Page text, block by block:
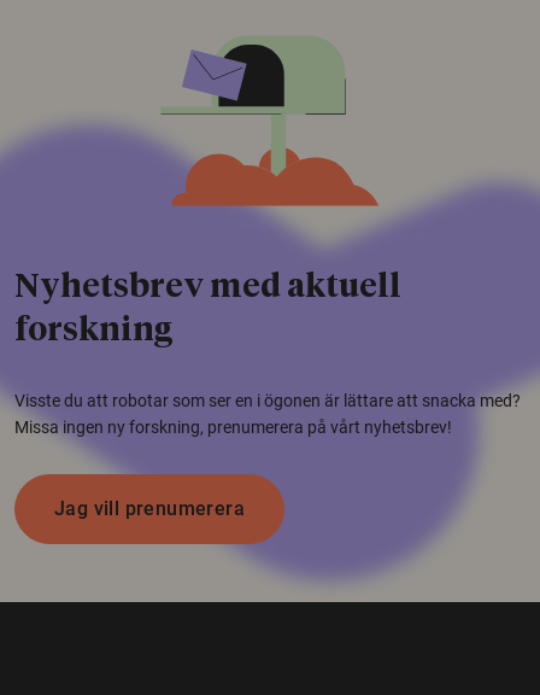
Nyhetsbrev med aktuell
forskning
Visste du att robotar som ser en i ögonen är lättare att snacka med?
Missa ingen ny forskning, prenumerera på vårt nyhetsbrev!
Jag vill prenumerera